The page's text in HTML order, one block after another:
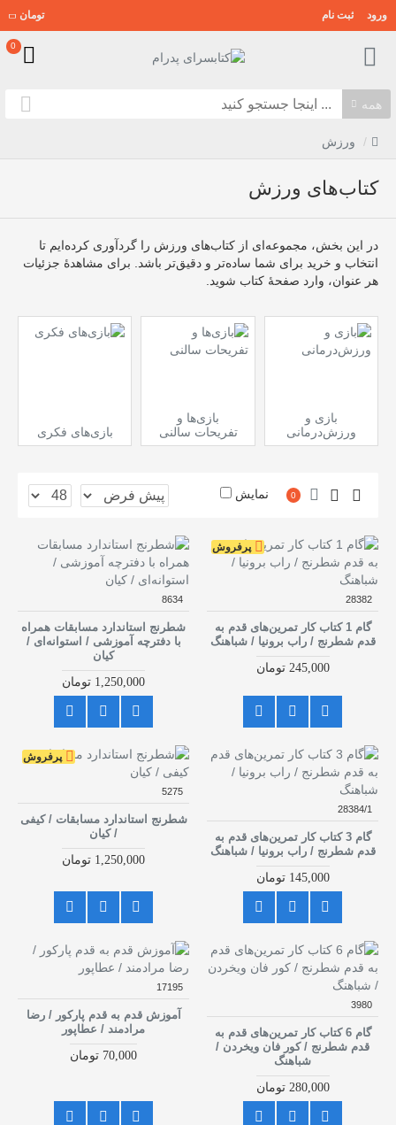
ورود ثبت نام تومان
0
همه
ورزش
کتاب‌های ورزش
در این بخش، مجموعه‌ای از کتاب‌های ورزش را گردآوری کرده‌ایم تا
انتخاب و خرید برای شما ساده‌تر و دقیق‌تر باشد. برای مشاهدهٔ جزئیات
هر عنوان، وارد صفحهٔ کتاب شوید.
بازی و
ورزش‌درمانی
بازی‌ها و
تفریحات سالنی
بازی‌های فکری
0 نمایش
پرفروش
28382
گام 1 کتاب کار تمرین‌های قدم به
قدم شطرنج / راب برونیا / شباهنگ
245,000 تومان
8634
شطرنج استاندارد مسابقات همراه
با دفترچه آموزشی / استوانه‌ای /
کیان
1,250,000 تومان
28384/1
گام 3 کتاب کار تمرین‌های قدم به
قدم شطرنج / راب برونیا / شباهنگ
145,000 تومان
پرفروش
5275
شطرنج استاندارد مسابقات / کیفی
/ کیان
1,250,000 تومان
3980
گام 6 کتاب کار تمرین‌های قدم به
قدم شطرنج / کور فان ویخردن /
شباهنگ
280,000 تومان
17195
آموزش قدم به قدم پارکور / رضا
مرادمند / عطاپور
70,000 تومان